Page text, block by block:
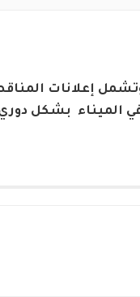
إعلانات
الميناء بشكل